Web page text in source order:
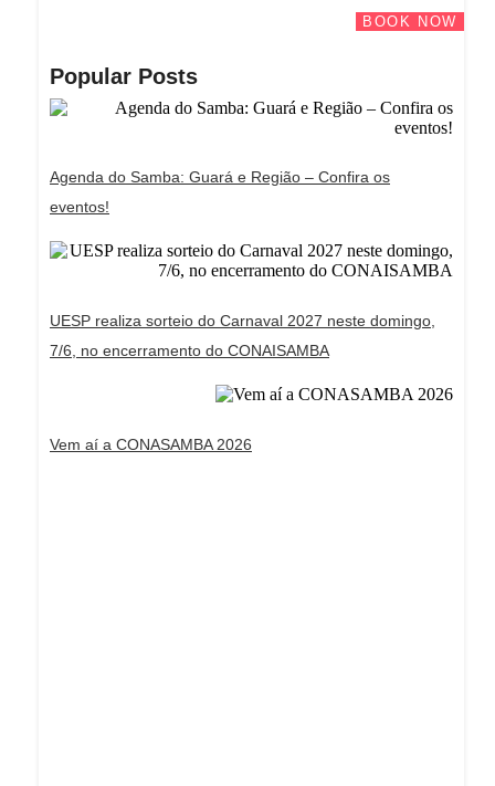
BOOK NOW
Popular Posts
Agenda do Samba: Guará e Região – Confira os
eventos!
UESP realiza sorteio do Carnaval 2027 neste domingo,
7/6, no encerramento do CONAISAMBA
Vem aí a CONASAMBA 2026